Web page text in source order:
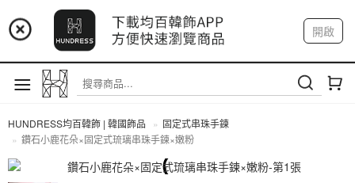
📢 市集預告：9/4-9/6 淡水捷運站
📢 市集預告：9/12-9/13 八里海巡基地
📢 市集預告：8/22-8/23 桃園青埔置地廣場
開啟
註冊 我的帳戶
HUNDRESS均百韓飾 | 韓國飾品
固定式串珠手鍊
鑽石小鹿花朵×固定式琉璃串珠手鍊×嫩粉
固定式串珠手鍊